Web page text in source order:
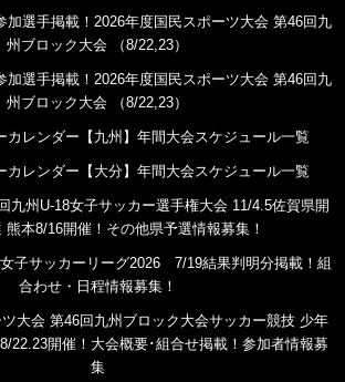
加選手掲載！2026年度国民スポーツ大会 第46回九
州ブロック大会 （8/22,23）
加選手掲載！2026年度国民スポーツ大会 第46回九
州ブロック大会 （8/22,23）
カレンダー【九州】年間大会スケジュール一覧
カレンダー【大分】年間大会スケジュール一覧
九州U-18女子サッカー選手権大会 11/4.5佐賀県開
本8/16開催！その他県予選情報募集！
子サッカーリーグ2026 7/19結果判明分掲載！組
合わせ・日程情報募集！
大会 第46回九州ブロック大会サッカー競技 少年
22.23開催！大会概要･組合せ掲載！参加者情報募
集